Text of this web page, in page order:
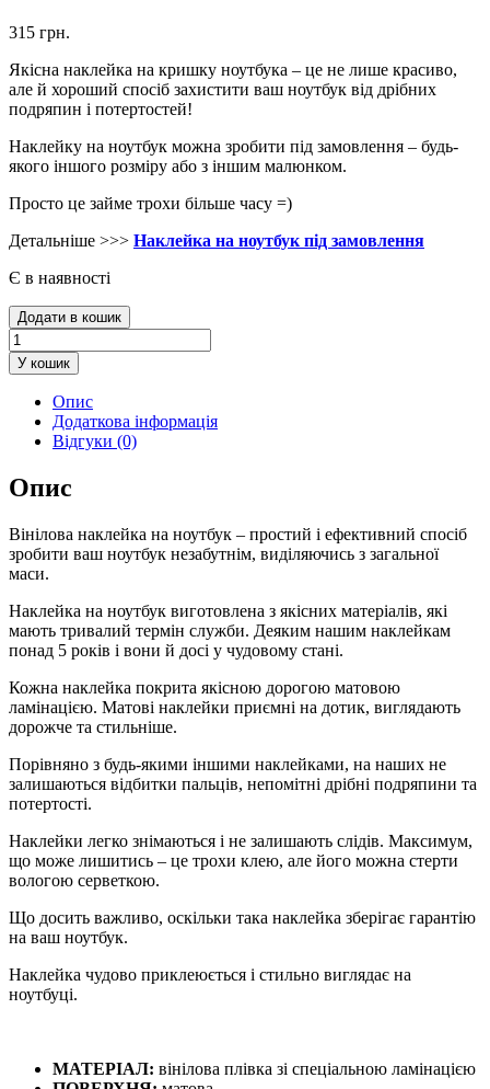
315 грн.
Якісна наклейка на кришку ноутбука – це не лише красиво,
але й хороший спосіб захистити ваш ноутбук від дрібних
подряпин і потертостей!
Наклейку на ноутбук можна зробити під замовлення – будь-
якого іншого розміру або з іншим малюнком.
Просто це займе трохи більше часу =)
Детальніше >>> Наклейка на ноутбук під замовлення
Є в наявності
Наклейка
на
ноутбук
STALKER
кількість
Додати в кошик
У кошик
Опис
Додаткова інформація
Відгуки (0)
Опис
Вінілова наклейка на ноутбук – простий і ефективний спосіб
зробити ваш ноутбук незабутнім, виділяючись з загальної
маси.
Наклейка на ноутбук виготовлена ​​з якісних матеріалів, які
мають тривалий термін служби. Деяким нашим наклейкам
понад 5 років і вони й досі у чудовому стані.
Кожна наклейка покрита якісною дорогою матовою
ламінацією. Матові наклейки приємні на дотик, виглядають
дорожче та стильніше.
Порівняно з будь-якими іншими наклейками, на наших не
залишаються відбитки пальців, непомітні дрібні подряпини та
потертості.
Наклейки легко знімаються і не залишають слідів. Максимум,
що може лишитись – це трохи клею, але його можна стерти
вологою серветкою.
Що досить важливо, оскільки така наклейка зберігає гарантію
на ваш ноутбук.
Наклейка чудово приклеюється і стильно виглядає на
ноутбуці.
МАТЕРІАЛ: вінілова плівка зі спеціальною ламінацією